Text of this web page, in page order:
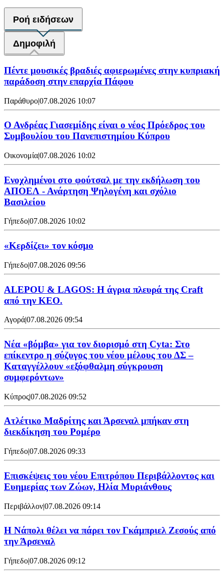
Ροή ειδήσεων
Δημοφιλή
Πέντε μουσικές βραδιές αφιερωμένες στην κυπριακή
παράδοση στην επαρχία Πάφου
Παράθυρο|07.08.2026 10:07
Ο Ανδρέας Γιασεμίδης είναι ο νέος Πρόεδρος του
Συμβουλίου του Πανεπιστημίου Κύπρου
Οικονομία|07.08.2026 10:02
Ενοχλημένοι στο φούτσαλ με την εκδήλωση του
ΑΠΟΕΛ - Ανάρτηση Ψηλογένη και σχόλιο
Βασιλείου
Γήπεδο|07.08.2026 10:02
«Κερδίζει» τον κόσμο
Γήπεδο|07.08.2026 09:56
ALEPOU & LAGOS: Η άγρια πλευρά της Craft
από την ΚΕΟ.
Αγορά|07.08.2026 09:54
Νέα «βόμβα» για τον διορισμό στη Cyta: Στο
επίκεντρο η σύζυγος του νέου μέλους του ΔΣ –
Καταγγέλλουν «εξόφθαλμη σύγκρουση
συμφερόντων»
Κύπρος|07.08.2026 09:52
Ατλέτικο Μαδρίτης και Άρσεναλ μπήκαν στη
διεκδίκηση του Ρομέρο
Γήπεδο|07.08.2026 09:33
Επισκέψεις του νέου Επιτρόπου Περιβάλλοντος και
Ευημερίας των Ζώων, Ηλία Μυριάνθους
Περιβάλλον|07.08.2026 09:14
Η Νάπολι θέλει να πάρει τον Γκάμπριελ Ζεσούς από
την Άρσεναλ
Γήπεδο|07.08.2026 09:12